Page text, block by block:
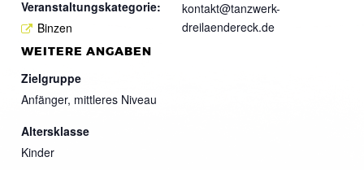
Veranstaltungskategorie:
Binzen
kontakt@tanzwerk-
dreilaendereck.de
WEITERE ANGABEN
Zielgruppe
Anfänger, mittleres Niveau
Altersklasse
Kinder